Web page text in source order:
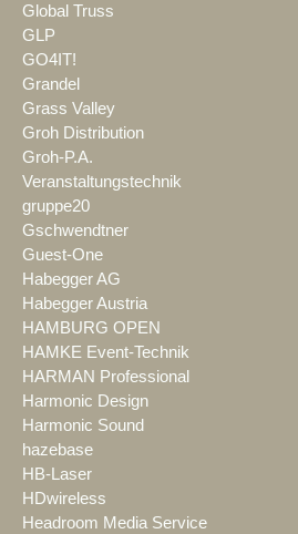
Global Truss
GLP
GO4IT!
Grandel
Grass Valley
Groh Distribution
Groh-P.A.
Veranstaltungstechnik
gruppe20
Gschwendtner
Guest-One
Habegger AG
Habegger Austria
HAMBURG OPEN
HAMKE Event-Technik
HARMAN Professional
Harmonic Design
Harmonic Sound
hazebase
HB-Laser
HDwireless
Headroom Media Service